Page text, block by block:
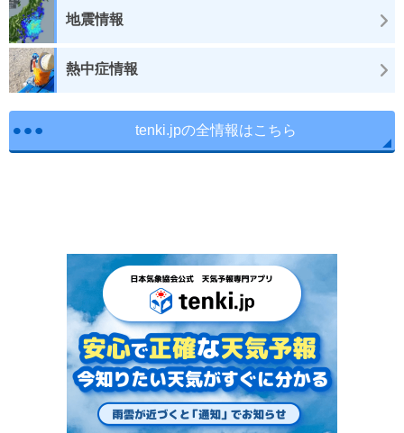
地震情報
熱中症情報
tenki.jpの全情報はこちら